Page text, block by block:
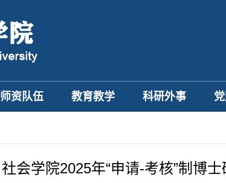
师资队伍 教育教学 科研外事
社会学院2025年“申请-考核”制博